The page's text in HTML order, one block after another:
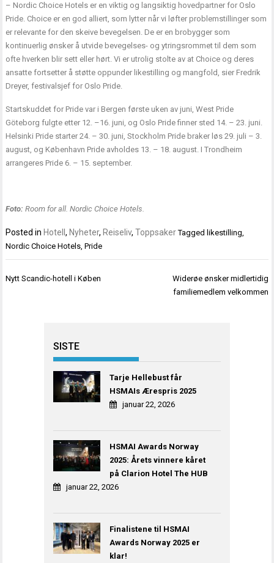
– Nordic Choice Hotels er en viktig og langsiktig hovedpartner for Oslo
Pride. Choice er en god alliert, som lytter når vi løfter problemstillinger som
er relevante for den skeive bevegelsen. De er en brobygger som
kontinuerlig ønsker å utvide bevegelses- og ytringsrommet til dem som
ofte hverken blir sett eller hørt. Vi er utrolig stolte av at Choice og deres
ansatte fortsetter å støtte oppunder likestilling og mangfold, sier Fredrik
Dreyer, festivalsjef for Oslo Pride.
Startskuddet for Pride var i Bergen første uken av juni, West Pride
Göteborg fulgte etter 12. –16. juni, og Oslo Pride finner sted 14. – 23. juni.
Helsinki Pride starter 24. – 30. juni, Stockholm Pride braker løs 29. juli – 3.
august, og København Pride avholdes 13. – 18. august. I Trondheim
arrangeres Pride 6. – 15. september.
Foto: Room for all. Nordic Choice Hotels.
Posted in Hotell, Nyheter, Reiseliv,Toppsaker Tagged likestilling,
Nordic Choice Hotels,Pride
Innleggsnavigasjon
Nytt Scandic-hotell i Køben
Widerøe ønsker midlertidig
familiemedlem velkommen
SISTE
Tarje Hellebust får
HSMAIs Ærespris 2025
januar 22, 2026
HSMAI Awards Norway
2025: Årets vinnere kåret
på Clarion Hotel The HUB
januar 22, 2026
Finalistene til HSMAI
Awards Norway 2025 er
klar!